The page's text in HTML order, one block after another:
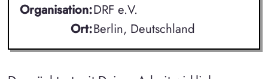
Organisation:DRF e.V.
Ort:Berlin, Deutschland